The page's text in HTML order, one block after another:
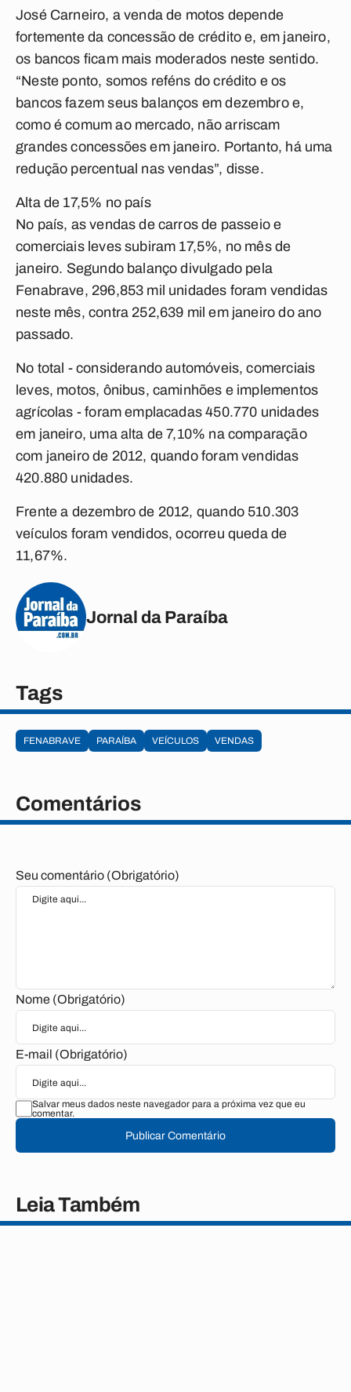
José Carneiro, a venda de motos depende
fortemente da concessão de crédito e, em janeiro,
os bancos ficam mais moderados neste sentido.
“Neste ponto, somos reféns do crédito e os
bancos fazem seus balanços em dezembro e,
como é comum ao mercado, não arriscam
grandes concessões em janeiro. Portanto, há uma
redução percentual nas vendas”, disse.
Alta de 17,5% no país
No país, as vendas de carros de passeio e
comerciais leves subiram 17,5%, no mês de
janeiro. Segundo balanço divulgado pela
Fenabrave, 296,853 mil unidades foram vendidas
neste mês, contra 252,639 mil em janeiro do ano
passado.
No total - considerando automóveis, comerciais
leves, motos, ônibus, caminhões e implementos
agrícolas - foram emplacadas 450.770 unidades
em janeiro, uma alta de 7,10% na comparação
com janeiro de 2012, quando foram vendidas
420.880 unidades.
Frente a dezembro de 2012, quando 510.303
veículos foram vendidos, ocorreu queda de
11,67%.
Jornal da Paraíba
Tags
FENABRAVE PARAÍBA VEÍCULOS VENDAS
Comentários
Seu comentário (Obrigatório)
Nome (Obrigatório)
E-mail (Obrigatório)
Salvar meus dados neste navegador para a próxima vez que eu
comentar.
Publicar Comentário
Leia Também